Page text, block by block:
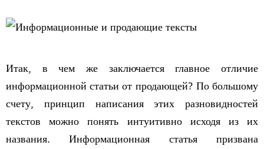
Итак, в чем же заключается главное отличие
информационной статьи от продающей? По большому
счету, принцип написания этих разновидностей
текстов можно понять интуитивно исходя из их
названия. Информационная статья призвана